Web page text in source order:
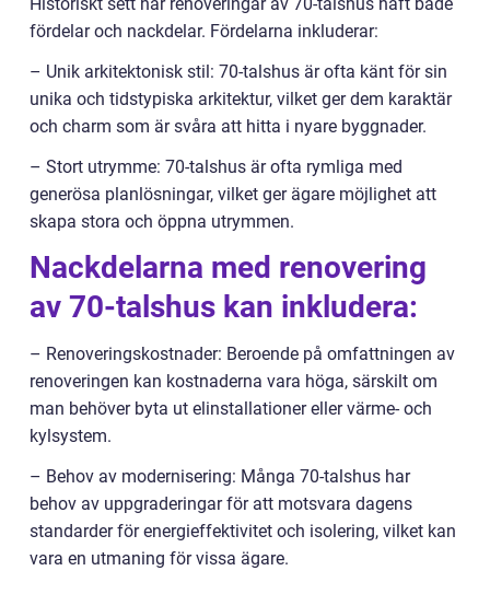
fördelar och nackdelar. Fördelarna inkluderar:
– Unik arkitektonisk stil: 70-talshus är ofta känt för sin
unika och tidstypiska arkitektur, vilket ger dem karaktär
och charm som är svåra att hitta i nyare byggnader.
– Stort utrymme: 70-talshus är ofta rymliga med
generösa planlösningar, vilket ger ägare möjlighet att
skapa stora och öppna utrymmen.
Nackdelarna med renovering
av 70-talshus kan inkludera:
– Renoveringskostnader: Beroende på omfattningen av
renoveringen kan kostnaderna vara höga, särskilt om
man behöver byta ut elinstallationer eller värme- och
kylsystem.
– Behov av modernisering: Många 70-talshus har
behov av uppgraderingar för att motsvara dagens
standarder för energieffektivitet och isolering, vilket kan
vara en utmaning för vissa ägare.